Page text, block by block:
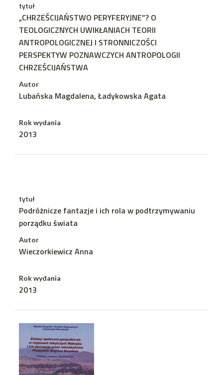
tytuł
„CHRZEŚCIJAŃSTWO PERYFERYJNE”? O
TEOLOGICZNYCH UWIKŁANIACH TEORII
ANTROPOLOGICZNEJ I STRONNICZOŚCI
PERSPEKTYW POZNAWCZYCH ANTROPOLOGII
CHRZEŚCIJAŃSTWA
Autor
Lubańska Magdalena, Ładykowska Agata
Rok wydania
2013
tytuł
Podróżnicze fantazje i ich rola w podtrzymywaniu
porządku świata
Autor
Wieczorkiewicz Anna
Rok wydania
2013